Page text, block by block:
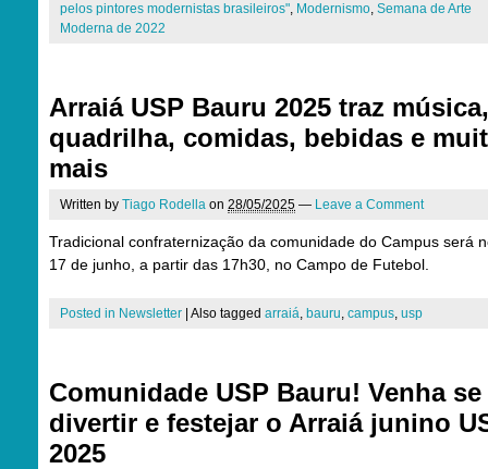
pelos pintores modernistas brasileiros", Modernismo, Semana de Arte
Moderna de 2022
Arraiá USP Bauru 2025 traz música,
quadrilha, comidas, bebidas e
mais
Written by Tiago Rodella on 28/05/2025 — Leave a Comment
Tradicional confraternização da comunidade do Campus será
17 de junho, a partir das 17h30, no Campo de Futebol.
Posted in Newsletter Also tagged arraiá, bauru, campus, usp
Comunidade USP Bauru! Venha se
divertir e festejar o Arraiá junino
2025